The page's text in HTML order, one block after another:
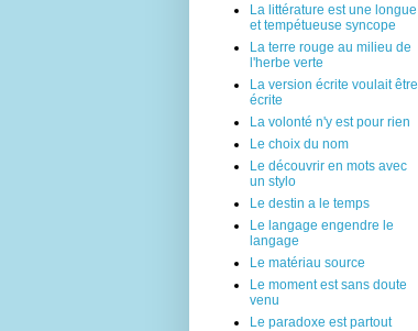
La littérature est une longue
et tempétueuse syncope
La terre rouge au milieu de
l'herbe verte
La version écrite voulait être
écrite
La volonté n'y est pour rien
Le choix du nom
Le découvrir en mots avec
un stylo
Le destin a le temps
Le langage engendre le
langage
Le matériau source
Le moment est sans doute
venu
Le paradoxe est partout